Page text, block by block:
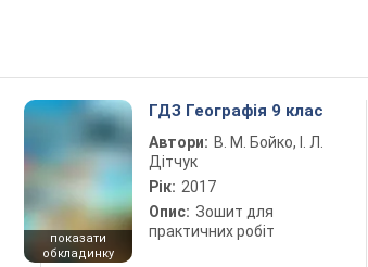
показати
обкладинку
ГДЗ Географія 9 клас
Автори: В. М. Бойко, І. Л.
Дітчук
Рік: 2017
Опис: Зошит для
практичних робіт